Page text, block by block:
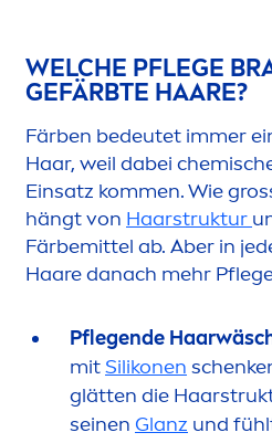
WELCHE PFLEGE
GEFÄRBTE HAARE?
Färben bedeutet immer
Haar, weil dabei
Einsatz kommen. Wie
hängt von Haarstruktur
Färbemittel ab. Aber in
Haare danach mehr
Pflegende
mitSilikonen
glätten die
seinen Glanz und